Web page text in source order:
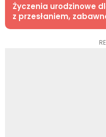
Życzenia urodzinowe
z przesłaniem,